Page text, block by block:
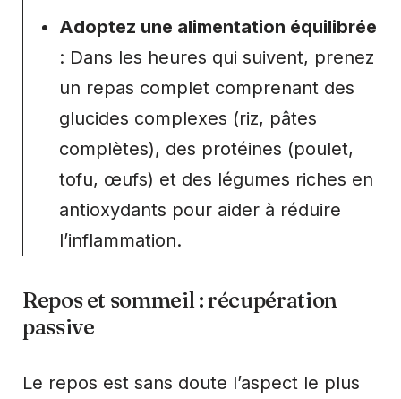
Adoptez une alimentation équilibrée
: Dans les heures qui suivent, prenez
un repas complet comprenant des
glucides complexes (riz, pâtes
complètes), des protéines (poulet,
tofu, œufs) et des légumes riches en
antioxydants pour aider à réduire
l’inflammation.
Repos et sommeil : récupération
passive
Le repos est sans doute l’aspect le plus